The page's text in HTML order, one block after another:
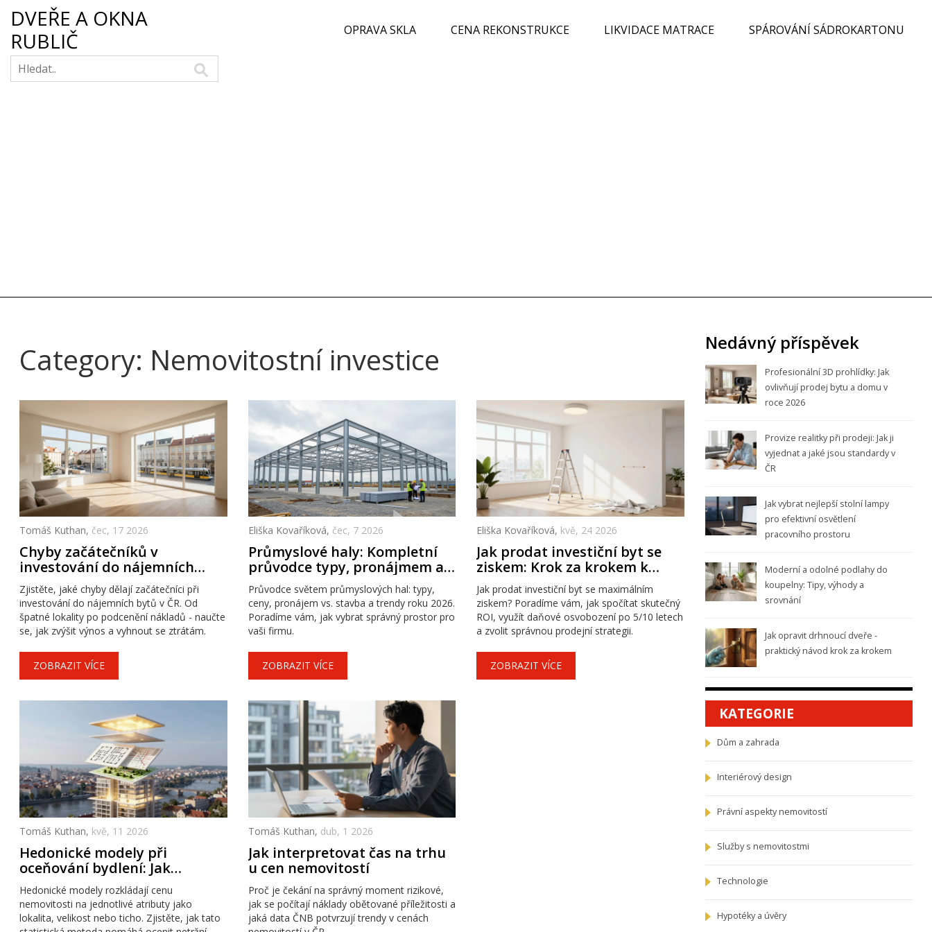
DVEŘE A OKNA
RUBLIČ
OPRAVA SKLA CENA REKONSTRUKCE LIKVIDACE MATRACE SPÁROVÁNÍ SÁDROKARTONU
Category: Nemovitostní investice
Tomáš Kuthan, čec, 17 2026
Chyby začátečníků v
investování do nájemních
bytů: Jak neztratit peníze
Zjistěte, jaké chyby dělají začátečníci při
investování do nájemních bytů v ČR. Od
špatné lokality po podcenění nákladů - naučte
se, jak zvýšit výnos a vyhnout se ztrátám.
ZOBRAZIT VÍCE
Eliška Kovaříková, čec, 7 2026
Průmyslové haly: Kompletní
průvodce typy, pronájmem a
stavbou v roce 2026
Průvodce světem průmyslových hal: typy,
ceny, pronájem vs. stavba a trendy roku 2026.
Poradíme vám, jak vybrat správný prostor pro
vaši firmu.
ZOBRAZIT VÍCE
Eliška Kovaříková, kvě, 24 2026
Jak prodat investiční byt se
ziskem: Krok za krokem k
maximálnímu výnosu
Jak prodat investiční byt se maximálním
ziskem? Poradíme vám, jak spočítat skutečný
ROI, využít daňové osvobození po 5/10 letech
a zvolit správnou prodejní strategii.
ZOBRAZIT VÍCE
Tomáš Kuthan, kvě, 11 2026
Hedonické modely při
oceňování bydlení: Jak
vlastnosti ovlivňují cenu
nemovitosti
Hedonické modely rozkládají cenu
nemovitosti na jednotlivé atributy jako
lokalita, velikost nebo ticho. Zjistěte, jak tato
Tomáš Kuthan, dub, 1 2026
Jak interpretovat čas na trhu
u cen nemovitostí
Proč je čekání na správný moment rizikové,
jak se počítají náklady obětované příležitosti a
jaká data ČNB potvrzují trendy v cenách
Nedávný příspěvek
Profesionální 3D prohlídky: Jak
ovlivňují prodej bytu a domu v
roce 2026
Provize realitky při prodeji: Jak ji
vyjednat a jaké jsou standardy v
ČR
Jak vybrat nejlepší stolní lampy
pro efektivní osvětlení
pracovního prostoru
Moderní a odolné podlahy do
koupelny: Tipy, výhody a
srovnání
Jak opravit drhnoucí dveře -
praktický návod krok za krokem
KATEGORIE
Dům a zahrada
Interiérový design
Právní aspekty nemovitostí
Služby s nemovitostmi
Technologie
Hypotéky a úvěry